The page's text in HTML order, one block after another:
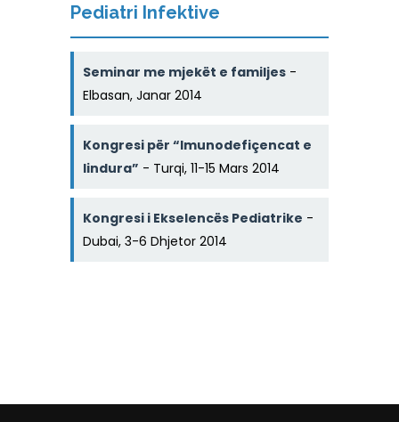
Pediatri Infektive
Seminar me mjekët e familjes -
Elbasan, Janar 2014
Kongresi për “Imunodefiçencat e
lindura” - Turqi, 11-15 Mars 2014
Kongresi i Ekselencës Pediatrike -
Dubai, 3-6 Dhjetor 2014